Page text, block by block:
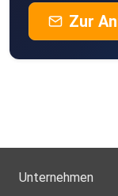
Zur
Unternehmen